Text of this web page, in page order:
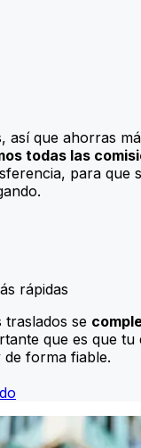
así que ahorras
todas las
para que
rápidas
traslados se
que es que tu
forma fiable.